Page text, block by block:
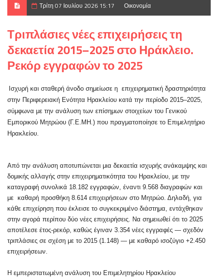
Τρίτη 07 Ιουλίου 2026 15:17 Οικονομία
Τριπλάσιες νέες επιχειρήσεις τη
δεκαετία 2015–2025 στο Ηράκλειο.
Ρεκόρ εγγραφών το 2025
Ισχυρή και σταθερή άνοδο σημείωσε η επιχειρηματική δραστηριότητα
στην Περιφερειακή Ενότητα Ηρακλείου κατά την περίοδο 2015–2025,
σύμφωνα με την ανάλυση των επίσημων στοιχείων του Γενικού
Εμπορικού Μητρώου (Γ.Ε.ΜΗ.) που πραγματοποίησε το Επιμελητήριο
Ηρακλείου.
Από την ανάλυση αποτυπώνεται μια δεκαετία ισχυρής ανάκαμψης και
δομικής αλλαγής στην επιχειρηματικότητα του Ηρακλείου, με την
καταγραφή συνολικά 18.182 εγγραφών, έναντι 9.568 διαγραφών και
με καθαρή προσθήκη 8.614 επιχειρήσεων στο Μητρώο. Δηλαδή, για
κάθε επιχείρηση που έκλεισε το συγκεκριμένο διάστημα, εντάχθηκαν
στην αγορά περίπου δύο νέες επιχειρήσεις. Να σημειωθεί ότι το 2025
αποτέλεσε έτος-ρεκόρ, καθώς έγιναν 3.354 νέες εγγραφές — σχεδόν
τριπλάσιες σε σχέση με το 2015 (1.148) — με καθαρό ισοζύγιο +2.450
επιχειρήσεων.
Η εμπεριστατωμένη ανάλυση του Επιμελητηρίου Ηρακλείου